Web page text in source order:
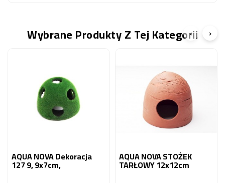
Wybrane Produkty Z Tej Kategorii
AQUA NOVA Dekoracja
127 9, 9x7cm,
AQUA NOVA STOŻEK
TARŁOWY 12x12cm
‹ ›